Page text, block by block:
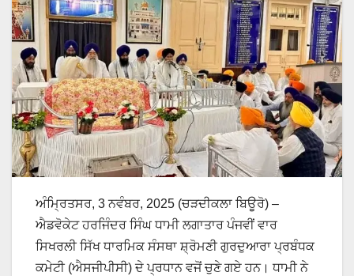
ਅੰਮ੍ਰਿਤਸਰ, 3 ਨਵੰਬਰ, 2025 (ਚੜਦੀਕਲਾ ਬਿਊਰੋ) –
ਐਡਵੋਕੇਟ ਹਰਜਿੰਦਰ ਸਿੰਘ ਧਾਮੀ ਲਗਾਤਾਰ ਪੰਜਵੀਂ ਵਾਰ
ਸਿਖਰਲੀ ਸਿੱਖ ਧਾਰਮਿਕ ਸੰਸਥਾ ਸ਼੍ਰੋਮਣੀ ਗੁਰਦੁਆਰਾ ਪ੍ਰਬੰਧਕ
ਕਮੇਟੀ (ਐਸਜੀਪੀਸੀ) ਦੇ ਪ੍ਰਧਾਨ ਵਜੋਂ ਚੁਣੇ ਗਏ ਹਨ। ਧਾਮੀ ਨੇ